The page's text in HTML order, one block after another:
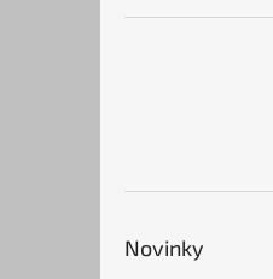
Novinky